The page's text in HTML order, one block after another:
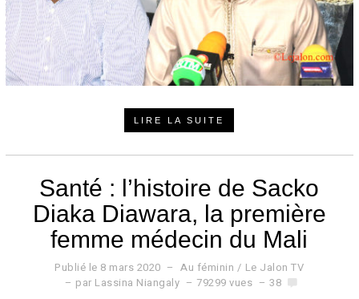
LIRE LA SUITE
Santé : l’histoire de Sacko
Diaka Diawara, la première
femme médecin du Mali
Publié le 8 mars 2020
m
Au féminin / Le Jalon TV
par Lassina Niangaly 79299 vues 38